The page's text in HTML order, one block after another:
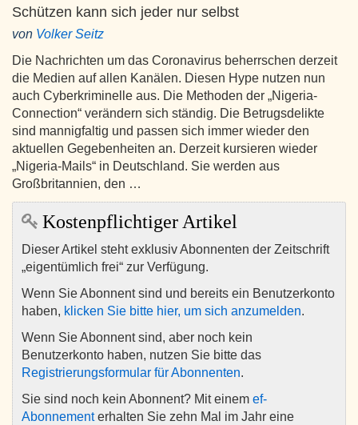
Schützen kann sich jeder nur selbst
von Volker Seitz
Die Nachrichten um das Coronavirus beherrschen derzeit
die Medien auf allen Kanälen. Diesen Hype nutzen nun
auch Cyberkriminelle aus. Die Methoden der „Nigeria-
Connection“ verändern sich ständig. Die Betrugsdelikte
sind mannigfaltig und passen sich immer wieder den
aktuellen Gegebenheiten an. Derzeit kursieren wieder
„Nigeria-Mails“ in Deutschland. Sie werden aus
Großbritannien, den …
Kostenpflichtiger Artikel
Dieser Artikel steht exklusiv Abonnenten der Zeitschrift
„eigentümlich frei“ zur Verfügung.
Wenn Sie Abonnent sind und bereits ein Benutzerkonto
haben, klicken Sie bitte hier, um sich anzumelden.
Wenn Sie Abonnent sind, aber noch kein
Benutzerkonto haben, nutzen Sie bitte das
Registrierungsformular für Abonnenten.
Sie sind noch kein Abonnent? Mit einem ef-
Abonnementerhalten Sie zehn Mal im Jahr eine